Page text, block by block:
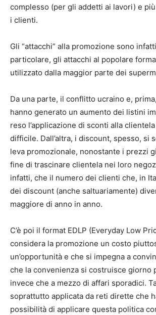
complesso (per gli addetti ai lavori) e
i clienti.
Gli “attacchi” alla promozione sono
particolare, gli attacchi al popolare
utilizzato dalla maggior parte dei
Da una parte, il conflitto ucraino e,
hanno generato un aumento dei listini
reso l’applicazione di sconti alla
difficile. Dall’altra, i discount, spesso, si
leva promozionale, nonostante i prezzi
fine di trascinare clientela nei loro
infatti, che il numero dei clienti che, in
dei discount (anche saltuariamente)
maggiore di anno in anno.
C’è poi il format EDLP (Everyday Low
considera la promozione un costo
un’opportunità e che si impegna a
che la convenienza si costruisce giorno
invece che a mezzo di affari sporadici.
soprattutto applicata da reti dirette che
possibilità di applicare questa politica